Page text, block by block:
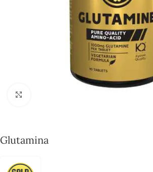
Glutamina